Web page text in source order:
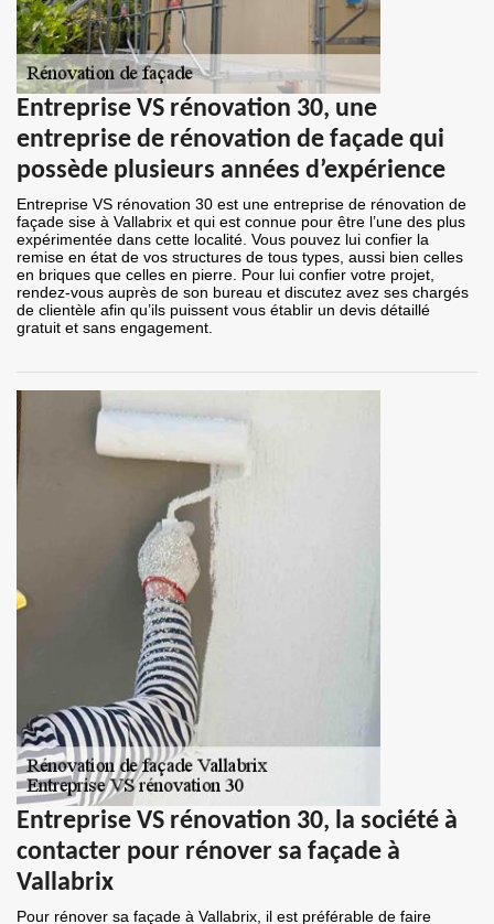
Entreprise VS rénovation 30, une
entreprise de rénovation de façade qui
possède plusieurs années d’expérience
Entreprise VS rénovation 30 est une entreprise de rénovation de
façade sise à Vallabrix et qui est connue pour être l’une des plus
expérimentée dans cette localité. Vous pouvez lui confier la
remise en état de vos structures de tous types, aussi bien celles
en briques que celles en pierre. Pour lui confier votre projet,
rendez-vous auprès de son bureau et discutez avez ses chargés
de clientèle afin qu’ils puissent vous établir un devis détaillé
gratuit et sans engagement.
Entreprise VS rénovation 30, la société à
contacter pour rénover sa façade à
Vallabrix
Pour rénover sa façade à Vallabrix, il est préférable de faire